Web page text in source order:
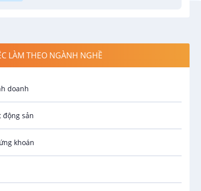
LÀM THEO NGÀNH NGHỀ
doanh
động sản
khoán